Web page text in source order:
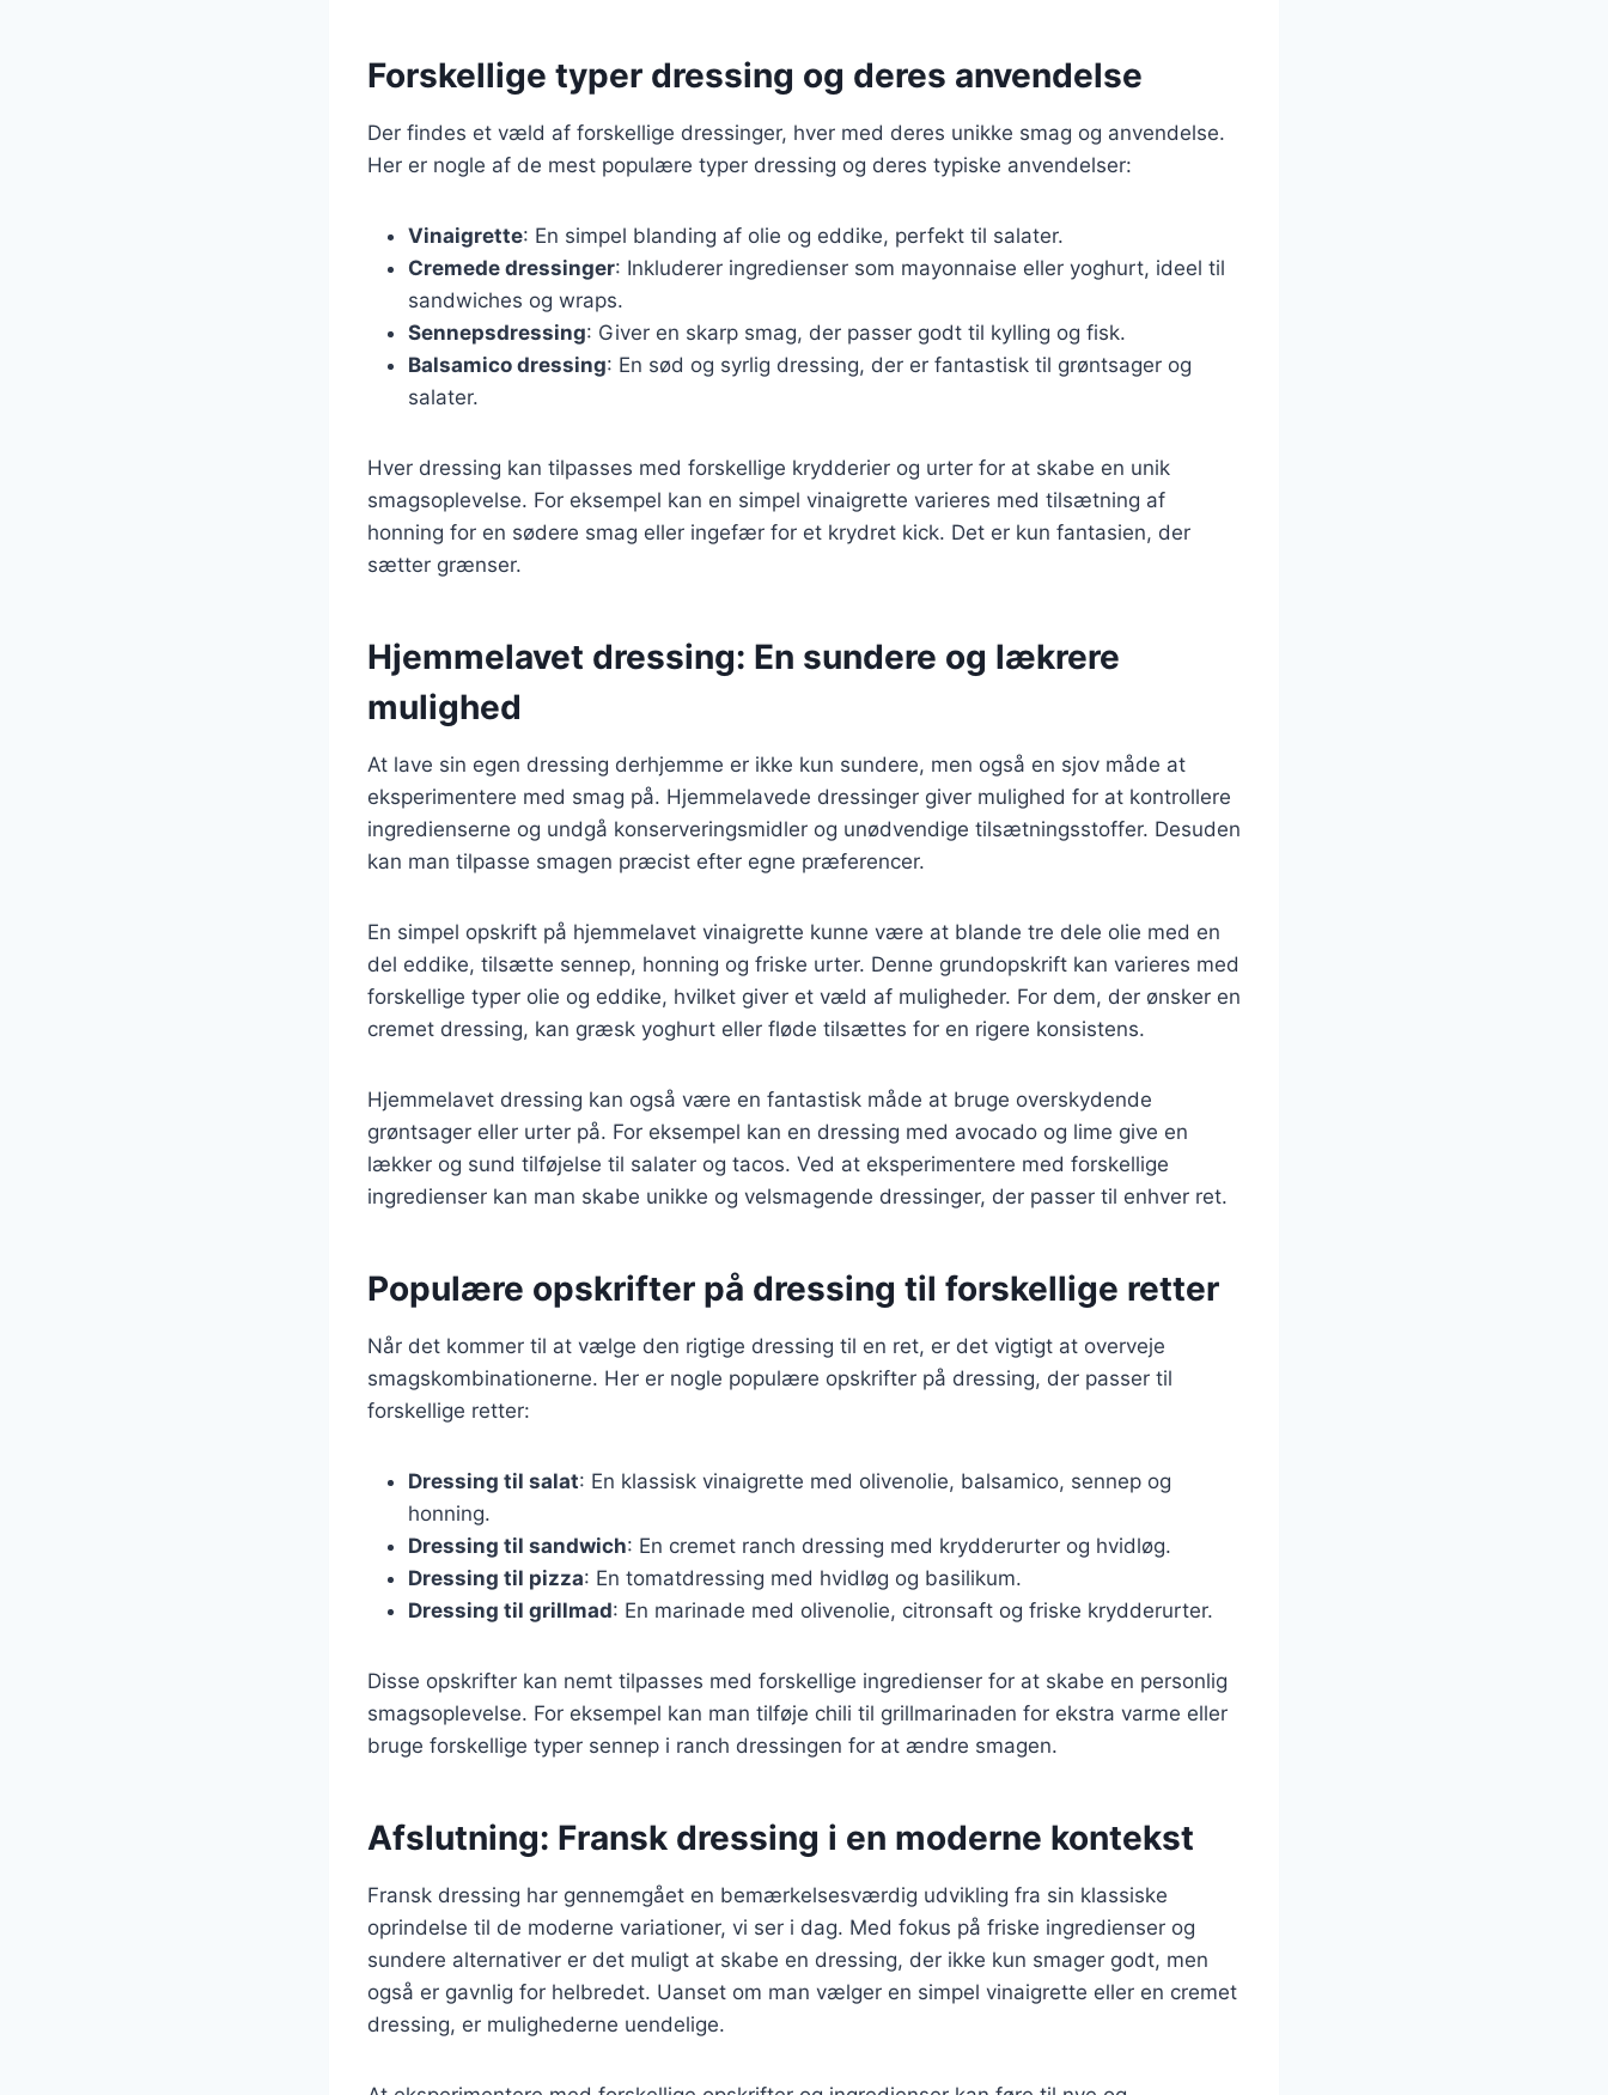
Forskellige typer dressing og deres anvendelse
Der findes et væld af forskellige dressinger, hver med deres unikke smag og anvendelse.
Her er nogle af de mest populære typer dressing og deres typiske anvendelser:
Vinaigrette: En simpel blanding af olie og eddike, perfekt til salater.
Cremede dressinger: Inkluderer ingredienser som mayonnaise eller yoghurt, ideel til
sandwiches og wraps.
Sennepsdressing: Giver en skarp smag, der passer godt til kylling og fisk.
Balsamico dressing: En sød og syrlig dressing, der er fantastisk til grøntsager og
salater.
Hver dressing kan tilpasses med forskellige krydderier og urter for at skabe en unik
smagsoplevelse. For eksempel kan en simpel vinaigrette varieres med tilsætning af
honning for en sødere smag eller ingefær for et krydret kick. Det er kun fantasien, der
sætter grænser.
Hjemmelavet dressing: En sundere og lækrere
mulighed
At lave sin egen dressing derhjemme er ikke kun sundere, men også en sjov måde at
eksperimentere med smag på. Hjemmelavede dressinger giver mulighed for at kontrollere
ingredienserne og undgå konserveringsmidler og unødvendige tilsætningsstoffer. Desuden
kan man tilpasse smagen præcist efter egne præferencer.
En simpel opskrift på hjemmelavet vinaigrette kunne være at blande tre dele olie med en
del eddike, tilsætte sennep, honning og friske urter. Denne grundopskrift kan varieres med
forskellige typer olie og eddike, hvilket giver et væld af muligheder. For dem, der ønsker en
cremet dressing, kan græsk yoghurt eller fløde tilsættes for en rigere konsistens.
Hjemmelavet dressing kan også være en fantastisk måde at bruge overskydende
grøntsager eller urter på. For eksempel kan en dressing med avocado og lime give en
lækker og sund tilføjelse til salater og tacos. Ved at eksperimentere med forskellige
ingredienser kan man skabe unikke og velsmagende dressinger, der passer til enhver ret.
Populære opskrifter på dressing til forskellige retter
Når det kommer til at vælge den rigtige dressing til en ret, er det vigtigt at overveje
smagskombinationerne. Her er nogle populære opskrifter på dressing, der passer til
forskellige retter:
Dressing til salat: En klassisk vinaigrette med olivenolie, balsamico, sennep og
honning.
Dressing til sandwich: En cremet ranch dressing med krydderurter og hvidløg.
Dressing til pizza: En tomatdressing med hvidløg og basilikum.
Dressing til grillmad: En marinade med olivenolie, citronsaft og friske krydderurter.
Disse opskrifter kan nemt tilpasses med forskellige ingredienser for at skabe en personlig
smagsoplevelse. For eksempel kan man tilføje chili til grillmarinaden for ekstra varme eller
bruge forskellige typer sennep i ranch dressingen for at ændre smagen.
Afslutning: Fransk dressing i en moderne kontekst
Fransk dressing har gennemgået en bemærkelsesværdig udvikling fra sin klassiske
oprindelse til de moderne variationer, vi ser i dag. Med fokus på friske ingredienser og
sundere alternativer er det muligt at skabe en dressing, der ikke kun smager godt, men
også er gavnlig for helbredet. Uanset om man vælger en simpel vinaigrette eller en cremet
dressing, er mulighederne uendelige.